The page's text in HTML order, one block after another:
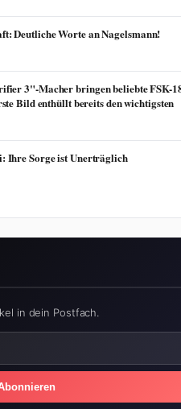
Deutliche Worte an Nagelsmann!
3"-Macher bringen beliebte FSK-
Bild enthüllt bereits den wichtigsten
Ihre Sorge ist Unerträglich
in dein Postfach.